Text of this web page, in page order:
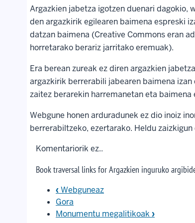
Argazkien jabetza igotzen duenari dagokio,
den argazkirik egilearen baimena espreski
datzan baimena (Creative Commons eran
horretarako berariz jarritako eremuak).
Era berean zureak ez diren argazkien
argazkirik berrerabili jabearen baimena
zaitez berarekin harremanetan eta baimena
Webgune honen arduradunek ez dio inoiz
berrerabiltzeko, ezertarako. Heldu
Komentariorik ez..
Book traversal links for Argazkien inguruko
‹Webguneaz
Gora
Monumentu megalitikoak ›